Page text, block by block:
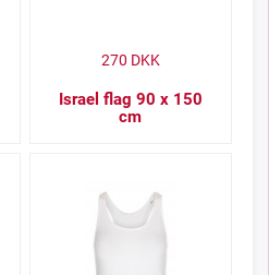
Israel flag 90 x 150
cm
270 DKK